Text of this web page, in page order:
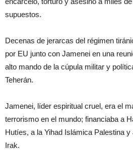
supuestos.
Decenas de jerarcas del régimen
por EU junto con Jamenei en una
alto mando de la cúpula militar y
Teherán.
Jamenei, líder espiritual cruel, era el
terrorismo en el mundo; financiaba a
Hutíes, a la Yihad Islámica Palestina
Irak.